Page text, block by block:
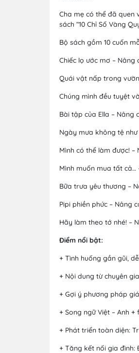
Cha mẹ có thể đã quen
sách “10 Chỉ Số Vàng
Bộ sách gồm 10 cuốn
Chiếc lọ ước mơ – Nâng
Quái vật nấp trong
Chúng mình đều tuyệt
Bài tập của Ella – Nâng
Ngày mưa không tệ
Mình có thể làm được!
Mình muốn mua tất cả…
Bữa trưa yêu thương –
Pipi phiền phức – Nâng
Hãy làm theo tớ nhé! –
Điểm nổi bật:
+ Tình huống gần gũi,
+ Nội dung từ chuyên
+ Gợi ý phương pháp
+ Song ngữ Việt – Anh
+ Phát triển toàn diện:
+ Tăng kết nối gia đình: